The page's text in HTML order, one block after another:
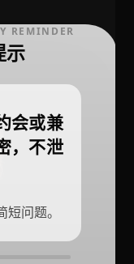
REMINDER
示
会或兼
，不泄
问题。